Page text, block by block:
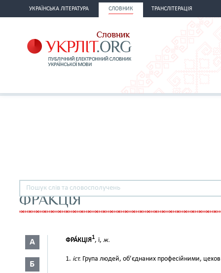
УКРАЇНСЬКА ЛІТЕРАТУРА СЛОВНИК ТРАНСЛІТЕРАЦІЯ
ФРАКЦІЯ
А
Б
ФРА́КЦІЯ1, ї, ж.
1. іст. Група людей, об’єднаних професійними,